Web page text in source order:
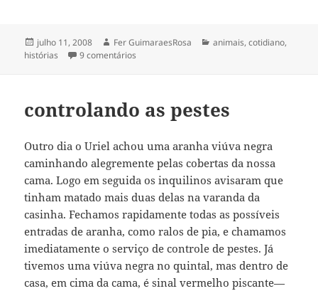
Publicado
em
julho 11, 2008 Autor
Fer GuimaraesRosa Categorias
animais,cotidiano,
histórias
9 comentários
controlando as pestes
Outro dia o Uriel achou uma aranha viúva negra
caminhando alegremente pelas cobertas da nossa
cama. Logo em seguida os inquilinos avisaram que
tinham matado mais duas delas na varanda da
casinha. Fechamos rapidamente todas as possíveis
entradas de aranha, como ralos de pia, e chamamos
imediatamente o serviço de controle de pestes. Já
tivemos uma viúva negra no quintal, mas dentro de
casa, em cima da cama, é sinal vermelho piscante—